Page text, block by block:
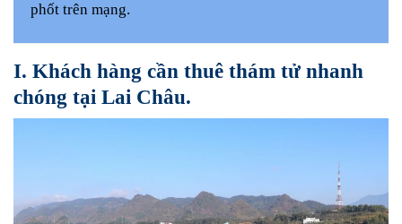
phốt trên mạng.
I. Khách hàng cần thuê thám tử nhanh
chóng tại Lai Châu.